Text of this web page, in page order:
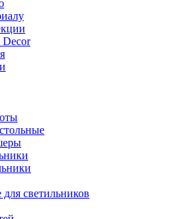
Decor
светильников